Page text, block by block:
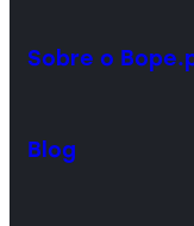
Sobre o
Blog